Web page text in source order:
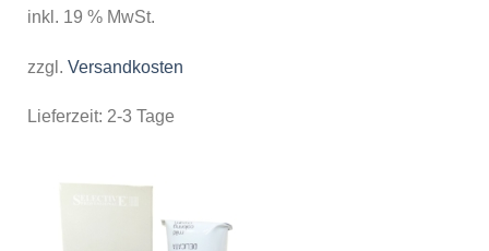
inkl. 19 % MwSt.
zzgl. Versandkosten
Lieferzeit: 2-3 Tage